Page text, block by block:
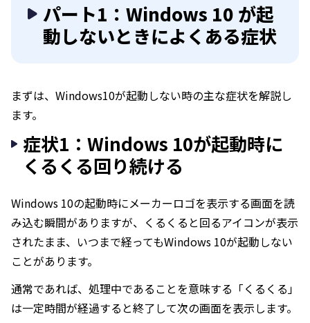
パート1：Windows 10 が起
動しないときによくある症状
まずは、Windows10が起動しない時の主な症状を解説し
ます。
症状1：Windows 10が起動時に
くるくる回り続ける
Windows 10の起動時にメーカーロゴを表示する画面を読
み込む瞬間がありますが、くるくると回るアイコンが表示
されたまま、いつまで経ってもWindows 10が起動しない
ことがあります。
通常であれば、処理中であることを意味する「くるくる」
は一定時間が経過すると終了して次の画面を表示します。